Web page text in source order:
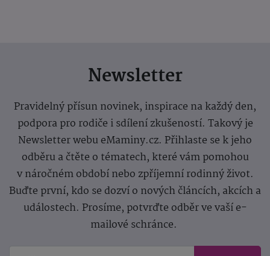
Newsletter
Pravidelný přísun novinek, inspirace na každý den,
podpora pro rodiče i sdílení zkušeností. Takový je
Newsletter webu eMaminy.cz. Přihlaste se k jeho
odběru a čtěte o tématech, které vám pomohou
v náročném období nebo zpříjemní rodinný život.
Buďte první, kdo se dozví o nových článcích, akcích a
událostech. Prosíme, potvrďte odběr ve vaší e-
mailové schránce.